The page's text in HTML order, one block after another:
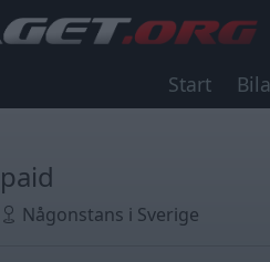
Start
paid
Någonstans i Sverige